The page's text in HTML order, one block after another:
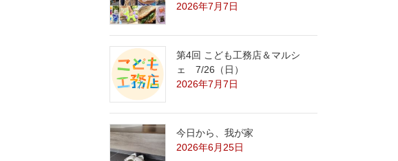
2026年7月7日
第4回 こども工務店＆マルシ
ェ 7/26（日）
2026年7月7日
今日から、我が家
2026年6月25日